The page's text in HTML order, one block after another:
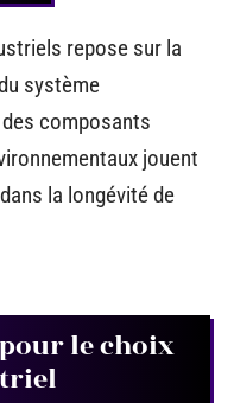
repose sur la
système
composants
jouent
la longévité de
le choix